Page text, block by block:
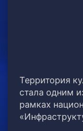
Территория
стала одним
рамках